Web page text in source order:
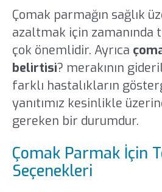
Çomak parmağın sağlık
azaltmak için zamanında
çok önemlidir. Ayrıca
belirtisi? merakının
farklı hastalıkların
yanıtımız kesinlikle
gereken bir durumdur.
Çomak Parmak İçin
Seçenekleri